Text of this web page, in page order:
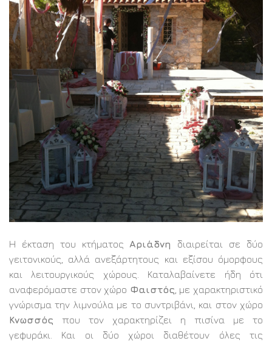
Η έκταση του κτήματος Αριάδνη
διαιρείται σε δύο
γειτονικούς, αλλά ανεξάρτητους και εξίσου όμορφους
και λειτουργικούς χώρους. Καταλαβαίνετε ήδη ότι
αναφερόμαστε στον χώρο Φαιστός , με χαρακτηριστικό
γνώρισμα την λιμνούλα με το συντριβάνι, και στον χώρο
Κνωσσός που τον χαρακτηρίζει η πισίνα με το
γεφυράκι. Και οι δύο χώροι διαθέτουν όλες τις